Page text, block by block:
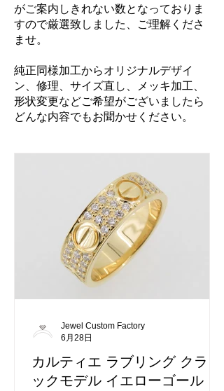
がご案内しきれない数となっておりま
すので厳選致しました、ご理解くださ
ませ。
純正同様加工からオリジナルデザイ
ン、修理、サイズ直し、メッキ加工、
形状変更などご希望がございましたら
どんな内容でもお聞かせください。
カルティエ ラブリング クラシ
ックモデル イエローゴール
Jewel Custom Factory
6月28日